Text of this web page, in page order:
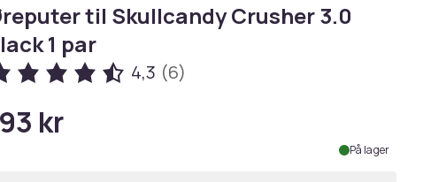
til Skullcandy Crusher 3.0
1 par
4,3 (6)
kr
På lager